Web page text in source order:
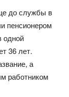
до службы в
пенсионером
одной
36 лет.
а
работником